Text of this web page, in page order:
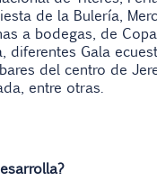
de la Bulería,
a bodegas, de
diferentes Gala
del centro de
entre otras.